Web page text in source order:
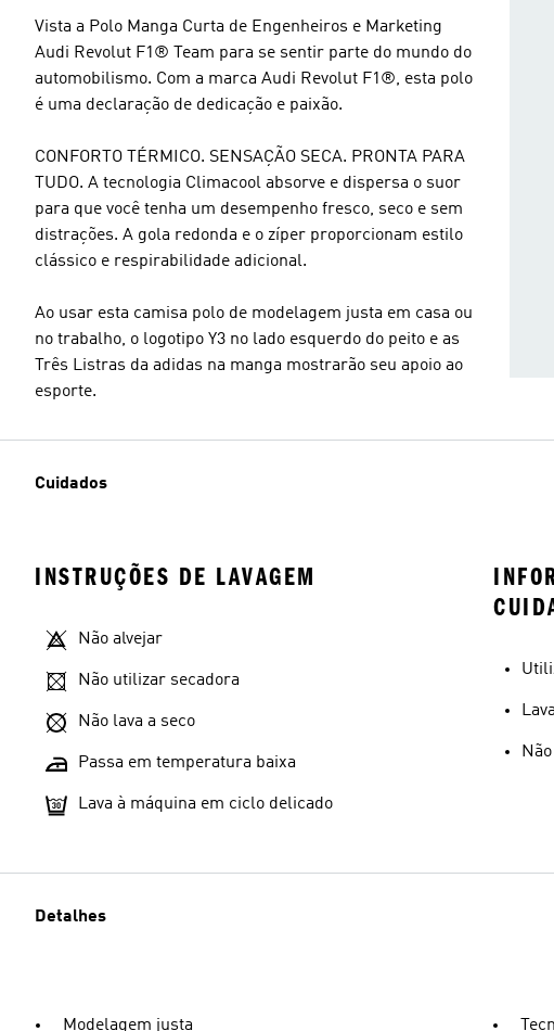
Vista a Polo Manga Curta de Engenheiros e Marketing
Audi Revolut F1® Team para se sentir parte do mundo do
automobilismo. Com a marca Audi Revolut F1®, esta polo
é uma declaração de dedicação e paixão.
CONFORTO TÉRMICO. SENSAÇÃO SECA. PRONTA PARA
TUDO. A tecnologia Climacool absorve e dispersa o suor
para que você tenha um desempenho fresco, seco e sem
distrações. A gola redonda e o zíper proporcionam estilo
clássico e respirabilidade adicional.
Ao usar esta camisa polo de modelagem justa em casa ou
no trabalho, o logotipo Y3 no lado esquerdo do peito e as
Três Listras da adidas na manga mostrarão seu apoio ao
esporte.
Cuidados
INSTRUÇÕES DE LAVAGEM
Não alvejar
Não utilizar secadora
Não lava a seco
Passa em temperatura baixa
Lava à máquina em ciclo delicado
Detalhes
Modelagem justa